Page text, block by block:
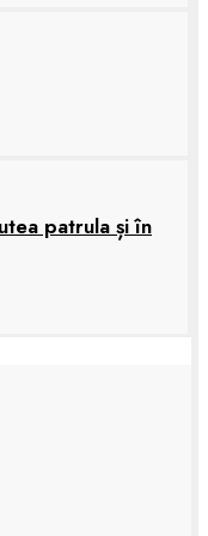
patrula și în